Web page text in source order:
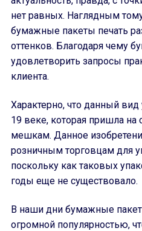
нет равных. Наглядным
бумажные пакеты печать
оттенков. Благодаря чему
удовлетворить запросы
клиента.
Характерно, что данный
19 веке, которая пришла на
мешкам. Данное
розничным торговцам для
поскольку как таковых
годы еще не существовало.
В наши дни бумажные
огромной популярностью,